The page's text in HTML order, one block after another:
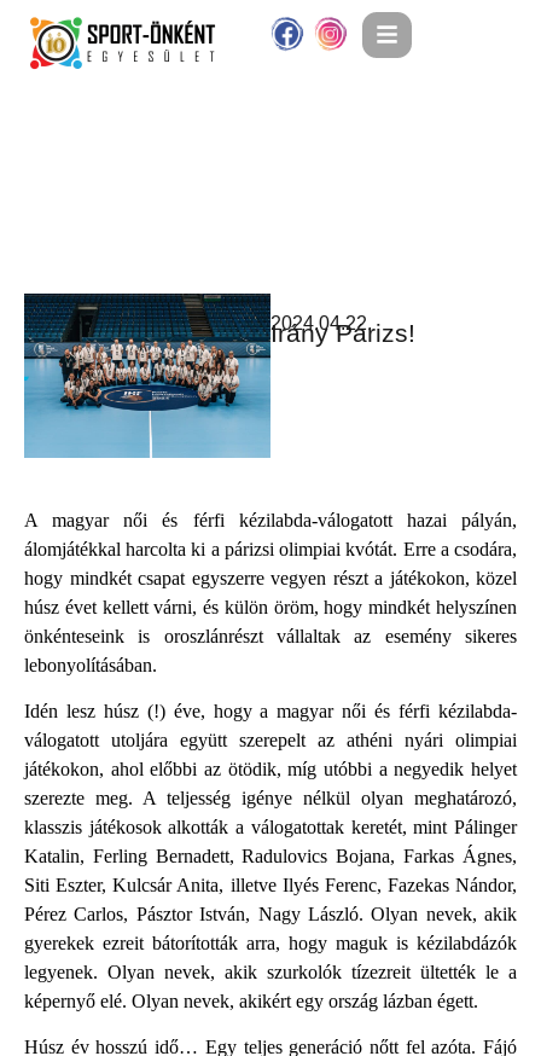
2024.04.22.
Irány Párizs!
A magyar női és férfi kézilabda-válogatott hazai pályán,
álomjátékkal harcolta ki a párizsi olimpiai kvótát. Erre a csodára,
hogy mindkét csapat egyszerre vegyen részt a játékokon, közel
húsz évet kellett várni, és külön öröm, hogy mindkét helyszínen
önkénteseink is oroszlánrészt vállaltak az esemény sikeres
lebonyolításában.
Idén lesz húsz (!) éve, hogy a magyar női és férfi kézilabda-
válogatott utoljára együtt szerepelt az athéni nyári olimpiai
játékokon, ahol előbbi az ötödik, míg utóbbi a negyedik helyet
szerezte meg. A teljesség igénye nélkül olyan meghatározó,
klasszis játékosok alkották a válogatottak keretét, mint Pálinger
Katalin, Ferling Bernadett, Radulovics Bojana, Farkas Ágnes,
Siti Eszter, Kulcsár Anita, illetve Ilyés Ferenc, Fazekas Nándor,
Pérez Carlos, Pásztor István, Nagy László. Olyan nevek, akik
gyerekek ezreit bátorították arra, hogy maguk is kézilabdázók
legyenek. Olyan nevek, akik szurkolók tízezreit ültették le a
képernyő elé. Olyan nevek, akikért egy ország lázban égett.
Húsz év hosszú idő… Egy teljes generáció nőtt fel azóta. Fájó